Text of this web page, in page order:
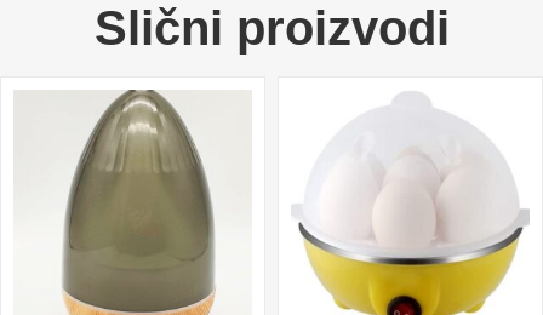
Slični proizvodi